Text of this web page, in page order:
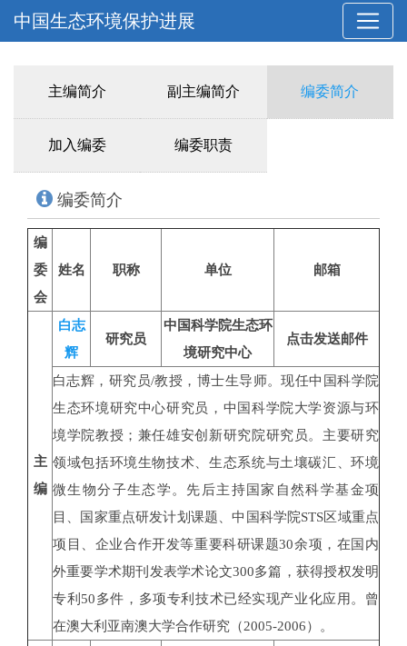
中国生态环境保护进展
主编简介 副主编简介 编委简介
加入编委 编委职责
编委简介
编
委
会
姓名 职称 单位 邮箱
主
编
白志
辉
研究员
中国科学院生态环
境研究中心
点击发送邮件
白志辉，研究员/教授，博士生导师。现任中国科学院
生态环境研究中心研究员，中国科学院大学资源与环
境学院教授；兼任雄安创新研究院研究员。主要研究
领域包括环境生物技术、生态系统与土壤碳汇、环境
微生物分子生态学。先后主持国家自然科学基金项
目、国家重点研发计划课题、中国科学院STS区域重点
项目、企业合作开发等重要科研课题30余项，在国内
外重要学术期刊发表学术论文300多篇，获得授权发明
专利50多件，多项专利技术已经实现产业化应用。曾
在澳大利亚南澳大学合作研究（2005-2006）。